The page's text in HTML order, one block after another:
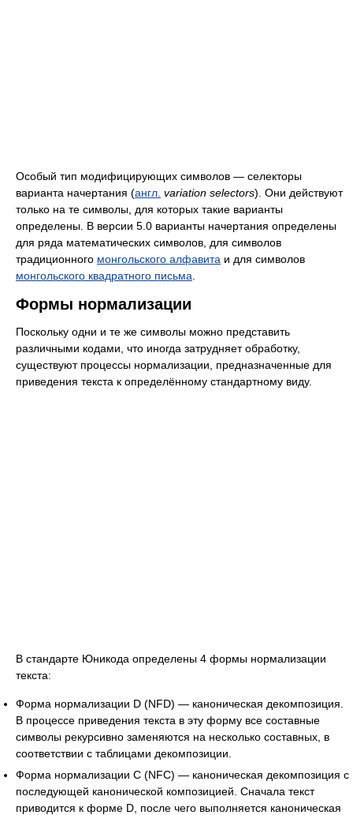
Особый тип модифицирующих символов — селекторы
варианта начертания (англ. variation selectors). Они действуют
только на те символы, для которых такие варианты
определены. В версии 5.0 варианты начертания определены
для ряда математических символов, для символов
традиционного монгольского алфавита и для символов
монгольского квадратного письма
Формы нормализации
Поскольку одни и те же символы можно представить
различными кодами, что иногда затрудняет обработку,
существуют процессы нормализации, предназначенные для
приведения текста к определённому стандартному виду.
В стандарте Юникода определены 4 формы нормализации
текста:
Форма нормализации D (NFD) — каноническая декомпозиция.
В процессе приведения текста в эту форму все составные
символы рекурсивно заменяются на несколько составных, в
соответствии с таблицами декомпозиции.
Форма нормализации C (NFC) — каноническая декомпозиция с
последующей канонической композицией. Сначала текст
приводится к форме D, после чего выполняется каноническая